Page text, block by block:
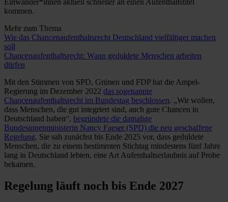
Einwander*innen aktuell schneller an einen Aufenthaltstitel
kommen.
Mehr zum Thema
Wie das Chancenaufenthaltsrecht Deutschland vielfältiger machen
soll
Chancenaufenthaltsrecht: Wann geduldete Menschen arbeiten
dürfen
Mit den Stimmen von SPD, Grünen und FDP hat die Ampel-
Regierung im Dezember 2022 das sogenannte
Chancenaufenthaltsrecht im Bundestag beschlossen. „Wir wollen,
dass Menschen, die gut integriert sind, auch gute Chancen in
Deutschland haben“, begründete die damalige
Bundesinnenministerin Nancy Faeser (SPD) die neu geschaffene
Regelung. Sie sah zunächst bis Ende 2025 vor, dass geduldete
Menschen, die zu einem bestimmten Stichtag mindestens fünf Jahre
lang in Deutschland lebten, eine Art Aufenthaltserlaubnis auf Probe
bekamen.
Regelung läuft noch bis Ende 2027